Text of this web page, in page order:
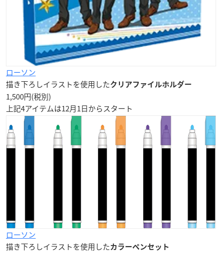
ローソン
描き下ろしイラストを使用したクリアファイルホルダー
1,500円(税別)
上記4アイテムは12月1日からスタート
ローソン
描き下ろしイラストを使用したカラーペンセット